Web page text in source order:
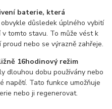
baterie, která
důsledek úplného vybití
tomto stavu. To může vést k
nebo se výrazně zahřeje.
16hodinový režim
dlouhou dobu používány nebo
napětí. Tato funkce umožňuje
nebo ji regenerovat.